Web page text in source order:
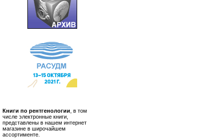
Книги по рентгенологии , в том
числе электронные книги,
представлены в нашем интернет
магазине в широчайшем
ассортименте.